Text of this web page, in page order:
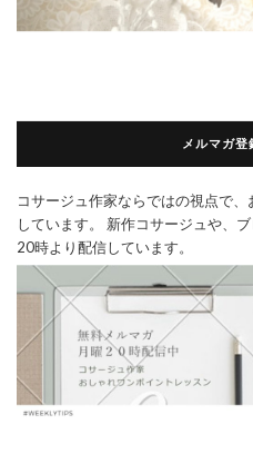
メルマガ登
コサージュ作家ならではの視点で
しています。 新作コサージュや、
20時より配信しています。